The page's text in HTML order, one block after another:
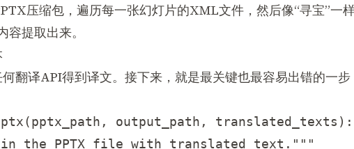
压缩包，遍历每一张幻灯片的XML文件，然后像“寻宝”一
提取出来。
翻译API得到译文。接下来，就是最关键也最容易出错的一
output_path, translated_texts):
the PPTX file with translated text."""